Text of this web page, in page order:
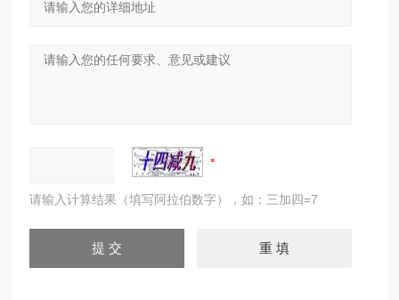
请输入计算结果（填写阿拉伯数字），如：三加四=7